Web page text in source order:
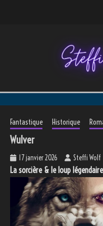
STEFFI
Fantastique Historique
Wulver
17 janvier 2026 Steffi Wolf
La sorcière & le loup légendaire